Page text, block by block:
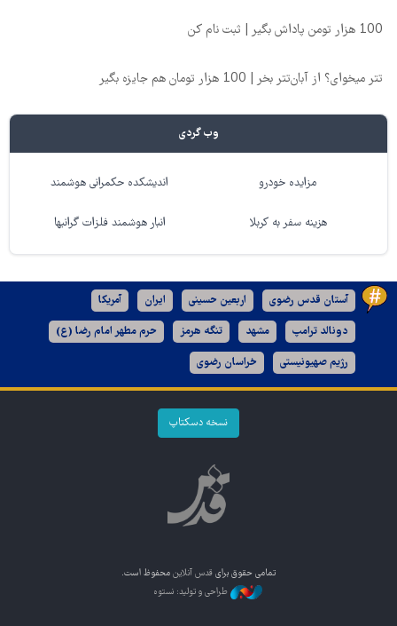
100 هزار تومن پاداش بگیر | ثبت نام کن
تتر میخوای؟ از آبان‌تتر بخر | 100 هزار تومان هم جایزه بگیر
وب گردی
مزایده خودرو اندیشکده حکمرانی هوشمند
هزینه سفر به کربلا انبار هوشمند فلزات گرانبها
آستان قدس رضوی اربعین حسینی ایران آمریکا
دونالد ترامپ مشهد تنگه هرمز حرم مطهر امام رضا (ع)
رژیم صهیونیستی خراسان رضوی
نسخه دسکتاپ
تمامی حقوق برای قدس آنلاین محفوظ است.
طراحی و تولید: نستوه